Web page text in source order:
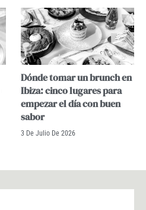
Dónde tomar un brunch en
Ibiza: cinco lugares para
empezar el día con buen
sabor
3 De Julio De 2026